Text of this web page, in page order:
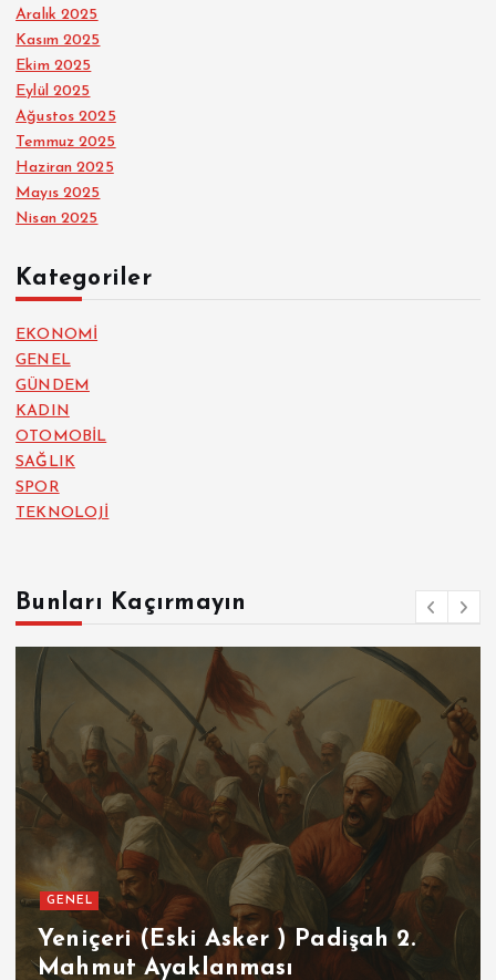
Aralık 2025
Kasım 2025
Ekim 2025
Eylül 2025
Ağustos 2025
Temmuz 2025
Haziran 2025
Mayıs 2025
Nisan 2025
Kategoriler
EKONOMİ
GENEL
GÜNDEM
KADIN
OTOMOBİL
SAĞLIK
SPOR
TEKNOLOJİ
Bunları Kaçırmayın
GENEL
Yeniçeri (Eski Asker ) Padişah 2.
Mahmut Ayaklanması